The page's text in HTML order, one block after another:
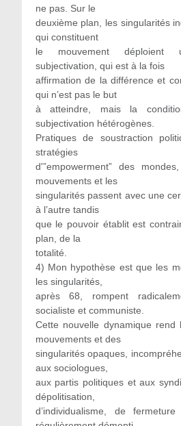
ne pas. Sur le
deuxième plan, les singularités
qui constituent
le mouvement déploient
subjectivation, qui est à la fois
affirmation de la différence et
qui n’est pas le but
à atteindre, mais la
subjectivation hétérogènes.
Pratiques de soustraction
stratégies
d'”empowerment” des
mouvements et les
singularités passent avec une
à l’autre tandis
que le pouvoir établit est
plan, de la
totalité.
4) Mon hypothèse est que les
les singularités,
après 68, rompent
socialiste et communiste.
Cette nouvelle dynamique rend
mouvements et des
singularités opaques,
aux sociologues,
aux partis politiques et aux
dépolitisation,
d’individualisme, de